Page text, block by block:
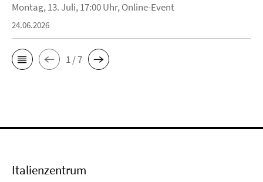
Montag, 13. Juli, 17:00 Uhr, Online-Event
24.06.2026
1 / 7
Italienzentrum